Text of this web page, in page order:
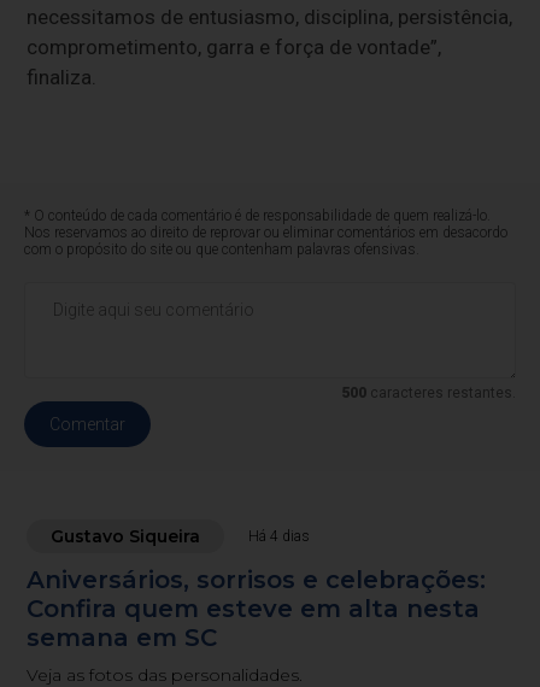
necessitamos de entusiasmo, disciplina, persistência,
comprometimento, garra e força de vontade”,
finaliza.
* O conteúdo de cada comentário é de responsabilidade de quem realizá-lo.
Nos reservamos ao direito de reprovar ou eliminar comentários em desacordo
com o propósito do site ou que contenham palavras ofensivas.
500caracteres restantes.
Comentar
Gustavo Siqueira Há 4 dias
Aniversários, sorrisos e celebrações:
Confira quem esteve em alta nesta
semana em SC
Veja as fotos das personalidades.